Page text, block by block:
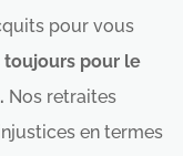
pour vous
toujours pour le
Nos retraites
en termes